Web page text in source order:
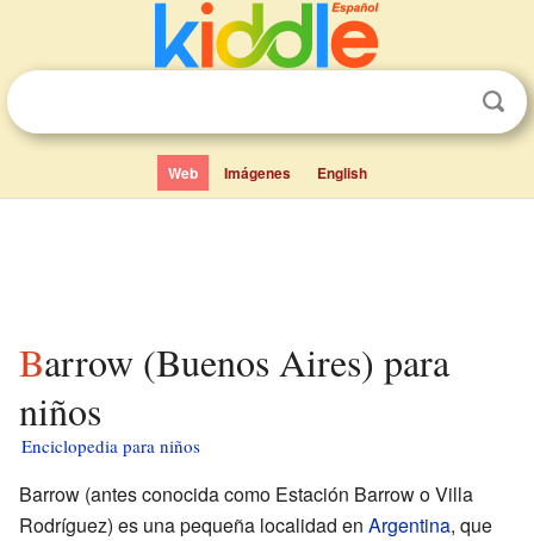
Web Imágenes English
Barrow (Buenos Aires) para
niños
Enciclopedia para niños
Barrow (antes conocida como Estación Barrow o Villa
Rodríguez) es una pequeña localidad en Argentina, que